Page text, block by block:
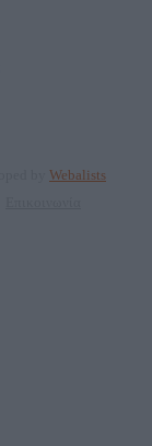
Webalists